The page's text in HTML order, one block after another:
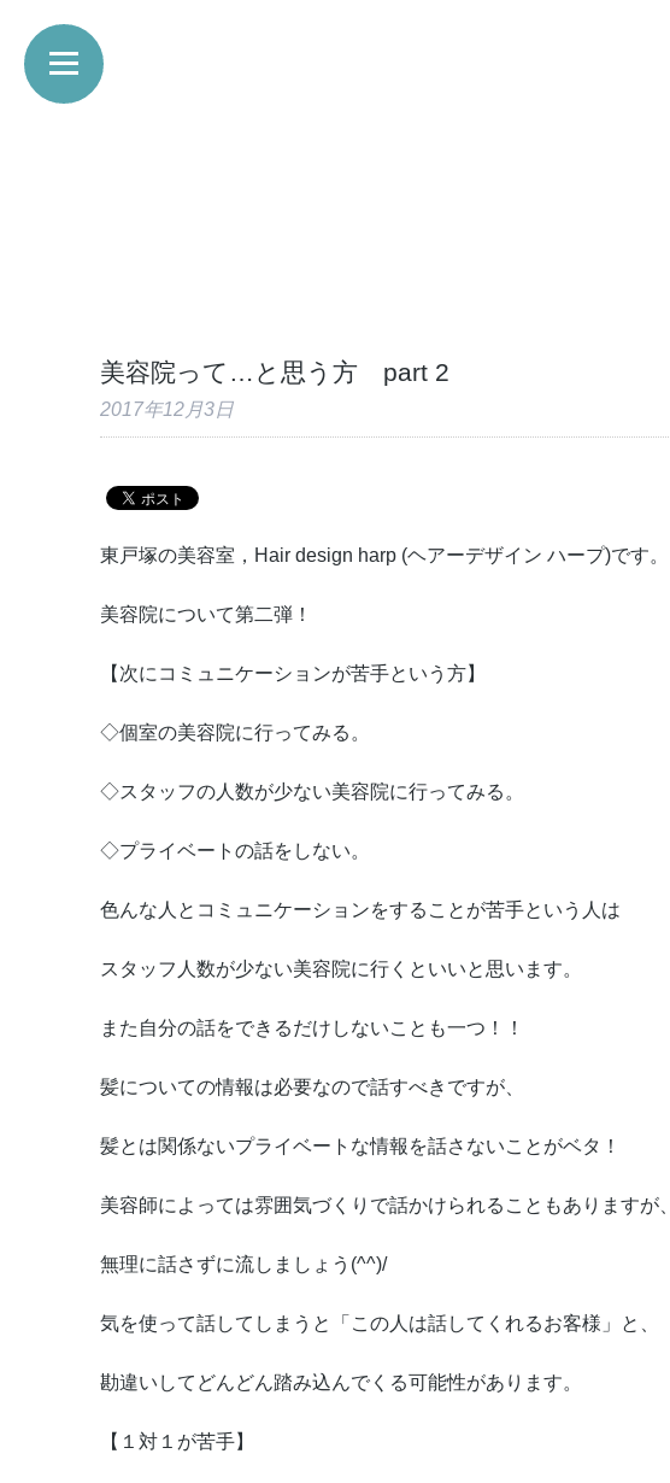
美容院って…と思う方 part 2
2017年12月3日
東戸塚の美容室，Hair design harp (ヘアーデザイン ハープ)です。
美容院について第二弾！
【次にコミュニケーションが苦手という方】
◇個室の美容院に行ってみる。
◇スタッフの人数が少ない美容院に行ってみる。
◇プライベートの話をしない。
色んな人とコミュニケーションをすることが苦手という人は
スタッフ人数が少ない美容院に行くといいと思います。
また自分の話をできるだけしないことも一つ！！
髪についての情報は必要なので話すべきですが、
髪とは関係ないプライベートな情報を話さないことがベタ！
美容師によっては雰囲気づくりで話かけられることもありますが、
無理に話さずに流しましょう(^^)/
気を使って話してしまうと「この人は話してくれるお客様」と、
勘違いしてどんどん踏み込んでくる可能性があります。
【１対１が苦手】